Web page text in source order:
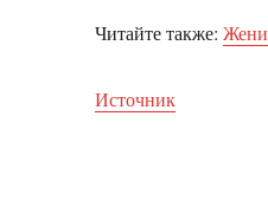
Читайте также:
Источник